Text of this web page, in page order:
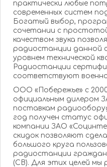
практически любые
современных систем подвижной радиосвязи.
Богатый выбор,
сочетании с
качеством звука позволяют
радиостанции данной
уровнем технической квалификации персонала.
Радиостанции
соответствуют
ООО «Побережье» с 2000 -2015 годы
официальным дилером
поставкам
год получен статус официального Сервис агента
компании ЗАО «Социнтех-
скидок позволяют
большого круга пользователей. Возрос спрос на
радиостанции
(CB). Для этих целей мы